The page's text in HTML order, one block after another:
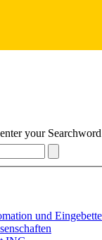
your Searchword
und